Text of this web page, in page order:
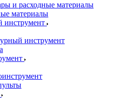
и расходные материалы
материалы
инструмент
инструмент